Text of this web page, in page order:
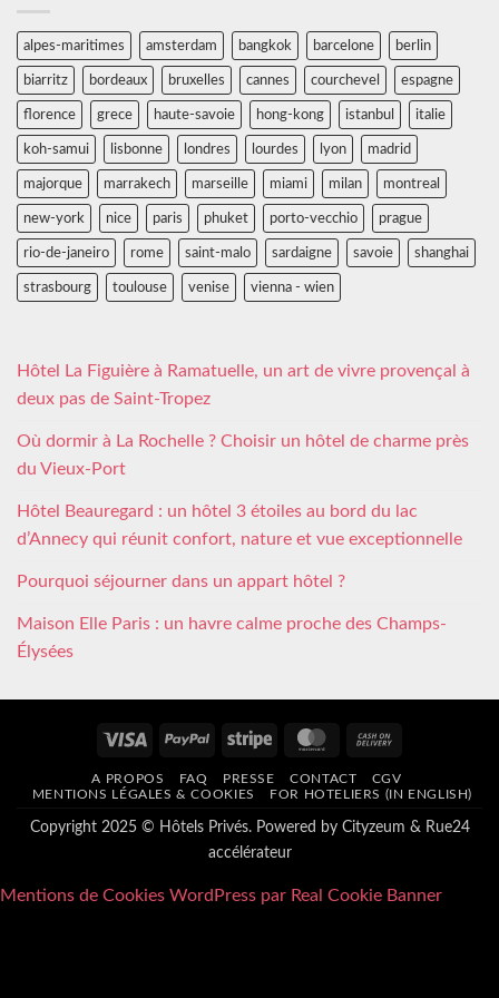
alpes-maritimes amsterdam bangkok barcelone berlin
biarritz bordeaux bruxelles cannes courchevel espagne
florence grece haute-savoie hong-kong istanbul italie
koh-samui lisbonne londres lourdes lyon madrid
majorque marrakech marseille miami milan montreal
new-york nice paris phuket porto-vecchio prague
rio-de-janeiro rome saint-malo sardaigne savoie shanghai
strasbourg toulouse venise vienna - wien
Hôtel La Figuière à Ramatuelle, un art de vivre provençal à
deux pas de Saint-Tropez
Où dormir à La Rochelle ? Choisir un hôtel de charme près
du Vieux-Port
Hôtel Beauregard : un hôtel 3 étoiles au bord du lac
d’Annecy qui réunit confort, nature et vue exceptionnelle
Pourquoi séjourner dans un appart hôtel ?
Maison Elle Paris : un havre calme proche des Champs-
Élysées
Visa PayPal Stripe MasterCard
Delivery
A PROPOS FAQ PRESSE CONTACT
CGV
MENTIONS LÉGALES & COOKIES
FOR HOTELIERS (IN ENGLISH)
Copyright 2025 © Hôtels Privés. Powered by Cityzeum & Rue24
accélérateur
Mentions de Cookies WordPress par Real Cookie Banner